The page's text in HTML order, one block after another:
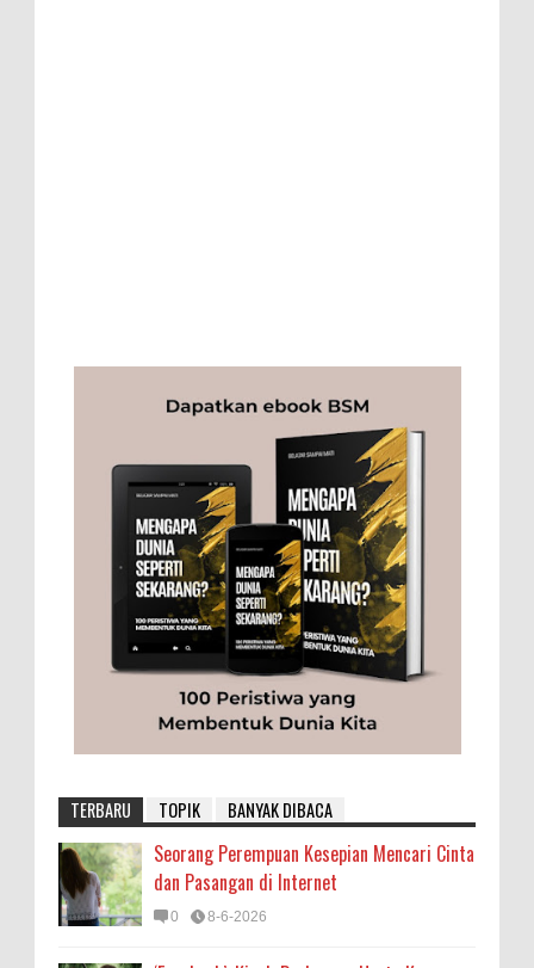
TERBARU TOPIK BANYAK DIBACA
Seorang Perempuan Kesepian Mencari Cinta
dan Pasangan di Internet
0 8-6-2026